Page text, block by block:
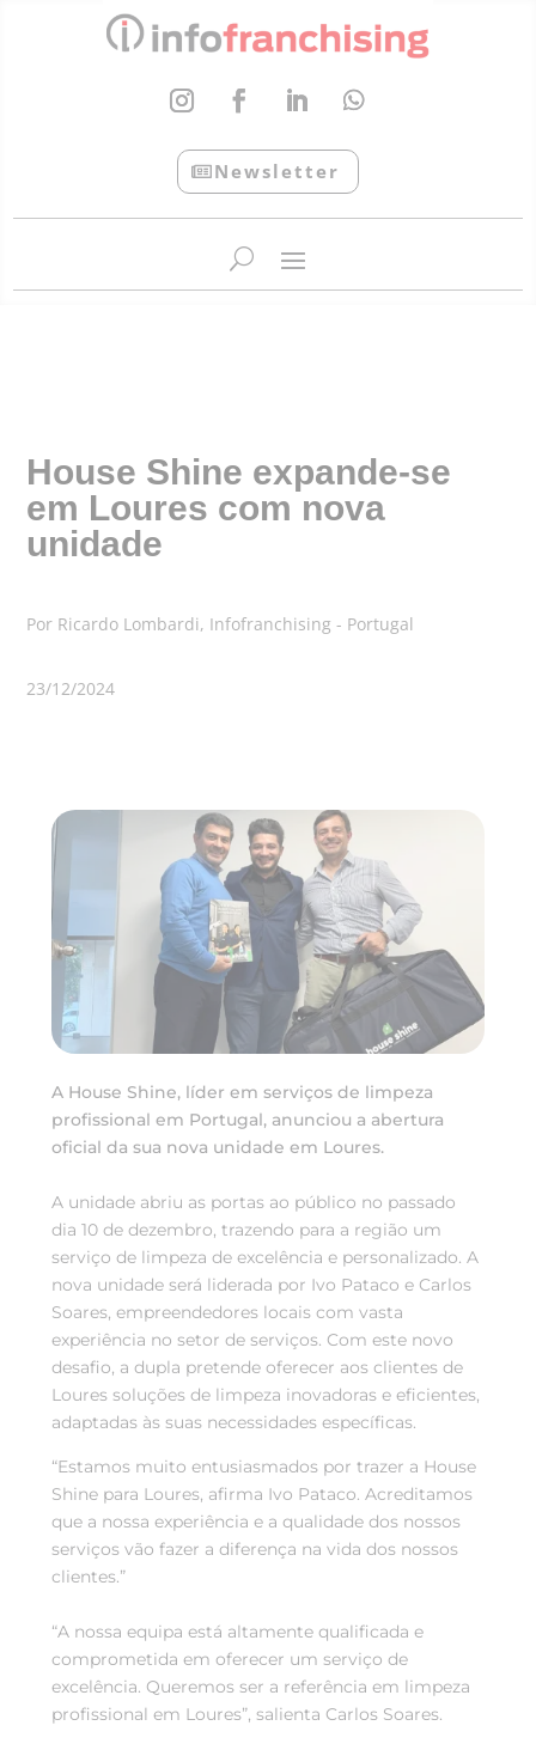
Newsletter
House Shine expande-se
em Loures com nova
unidade
Por Ricardo Lombardi, Infofranchising - Portugal
23/12/2024
A House Shine, líder em serviços de limpeza
profissional em Portugal, anunciou a abertura
oficial da sua nova unidade em Loures.
A unidade abriu as portas ao público no passado
dia 10 de dezembro, trazendo para a região um
serviço de limpeza de excelência e personalizado. A
nova unidade será liderada por Ivo Pataco e Carlos
Soares, empreendedores locais com vasta
experiência no setor de serviços. Com este novo
desafio, a dupla pretende oferecer aos clientes de
Loures soluções de limpeza inovadoras e eficientes,
adaptadas às suas necessidades específicas.
“Estamos muito entusiasmados por trazer a House
Shine para Loures, afirma Ivo Pataco. Acreditamos
que a nossa experiência e a qualidade dos nossos
serviços vão fazer a diferença na vida dos nossos
clientes.”
“A nossa equipa está altamente qualificada e
comprometida em oferecer um serviço de
excelência. Queremos ser a referência em limpeza
profissional em Loures”, salienta Carlos Soares.